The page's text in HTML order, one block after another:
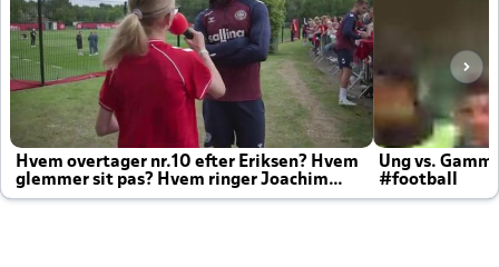
Hvem overtager nr.10 efter Eriksen? Hvem
glemmer sit pas? Hvem ringer Joachim
altid til efter kampe?
Ung vs.
#football